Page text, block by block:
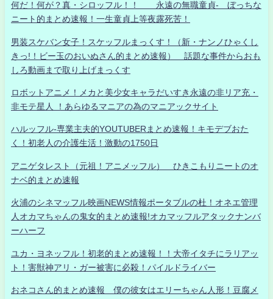
何だ！何が？真・シロッフル！！ 永遠の無職童貞- ぼっちな
ニート的まとめ速報！一生童貞上等夜露死苦！
男装スケバン女子！スケッフルまっくす！（新・ナンノひゃくし
きっ!！ビー玉のおいぬさん的まとめ速報） 話題な事件からおも
しろ動画まで取り上げまっくす
ロボットアニメ！メカと美少女キャラだいすき永遠の非リア充・
非モテ星人 ！あらゆるマニアの為のマニアックサイト
ハルッフル-専業主夫的YOUTUBERまとめ速報！キモデブおた
く！初老人の介護生活！激動の1750日
アニゲタレスト（元祖！アニメッフル） ひきこもりニートのオ
ナベ的まとめ速報
火浦のシネマッフル映画NEWS情報ポータブルの杜！オネエ管理
人オカマちゃんの鬼女的まとめ速報!オカマッフルアタックナンバ
ーハーフ
ユカ・ヨネッフル！初老的まとめ速報！！大帝イタチにラリアッ
ト！害獣神アリ・ガー被害に必殺！パイルドライバー
おネコさん的まとめ速報 僕の彼女はエリーちゃん人形！豆腐メ